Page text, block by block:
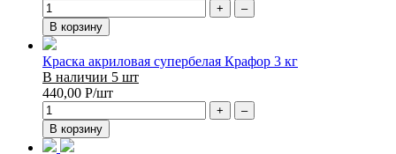
+
–
В корзину
Краска акриловая супербелая Крафор 3 кг
В наличии 5 шт
440,00 Р/шт
+
–
В корзину